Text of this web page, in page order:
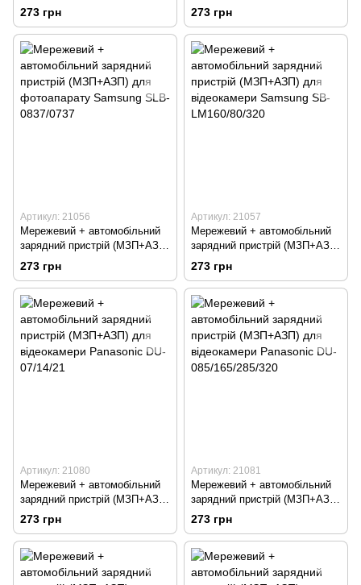
для фотоапарату Samsung
SLB-07A
273 грн
для фотоапарату Samsung
SLB-70A
273 грн
Артикул: 21056
Мережевий + автомобільний
зарядний пристрій (МЗП+АЗП)
для фотоапарату Samsung
SLB-0837/0737
273 грн
Артикул: 21057
Мережевий + автомобільний
зарядний пристрій (МЗП+АЗП)
для відеокамери Samsung
SB-LM160/80/320
273 грн
Артикул: 21080
Мережевий + автомобільний
зарядний пристрій (МЗП+АЗП)
для відеокамери Panasonic
DU-07/14/21
273 грн
Артикул: 21081
Мережевий + автомобільний
зарядний пристрій (МЗП+АЗП)
для відеокамери Panasonic
DU-085/165/285/320
273 грн